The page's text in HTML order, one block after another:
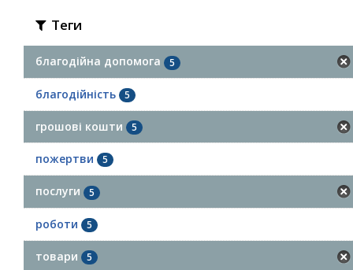
Теги
благодійна допомога 5
благодійність 5
грошові кошти 5
пожертви 5
послуги 5
роботи 5
товари 5